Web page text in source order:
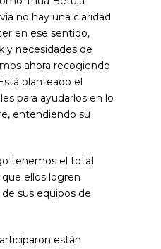
no hay una claridad
en ese sentido,
y necesidades de
ahora recogiendo
planteado el
para ayudarlos en lo
entendiendo su
tenemos el total
ellos logren
sus equipos de
están